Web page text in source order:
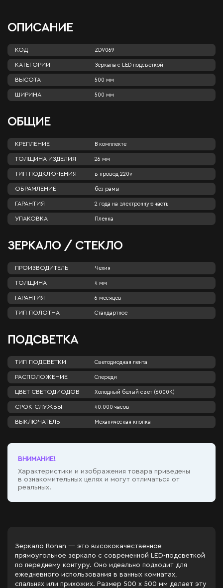
ОПИСАНИЕ
КОД ZDV069
КАТЕГОРИИ Зеркала c LED подсветкой
ВЫСОТА 500 мм
ШИРИНА 500 мм
ОБЩИЕ
КРЕПЛЕНИЕ В комплекте
ТОЛЩИНА ИЗДЕЛИЯ 26 мм
ТИП ПОДКЛЮЧЕНИЯ в провод 220v
ОБРАМЛЕНИЕ без рамы
ГАРАНТИЯ 2 года на электронную часть
УПАКОВКА Пленка
ЗЕРКАЛО / СТЕКЛО
ПРОИЗВОДИТЕЛЬ Чехия
ТОЛЩИНА 4 мм
ГАРАНТИЯ 6 месяцев
ТИП ПОЛОТНА Стандартное
ПОДСВЕТКА
ТИП ПОДСВЕТКИ Светодиодная лента
РАСПОЛОЖЕНИЕ Спереди
ЦВЕТ СВЕТОДИОДОВ Холодный белый свет (6000К)
СРОК СЛУЖБЫ 40.000 часов
ВЫКЛЮЧАТЕЛЬ Механическая кнопка
ВНИМАНИЕ!
Характеристики и изображения товара приведены
в ознакомительных целях и могут отличаться от
реальных.
Зеркало Ronan — это высококачественное
прямоугольное зеркало с современной LED-подсветкой
по переднему контуру. Оно идеально подходит для
ежедневного использования в ванных комнатах,
спальнях или прихожих. Размер 500 x 500 мм делает эту